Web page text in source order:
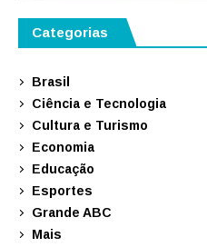
Categorias
Brasil
Ciência e Tecnologia
Cultura e Turismo
Economia
Educação
Esportes
Grande ABC
Mais